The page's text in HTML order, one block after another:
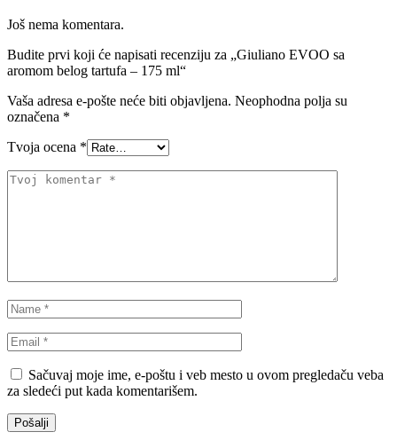
Još nema komentara.
Budite prvi koji će napisati recenziju za „Giuliano EVOO sa
aromom belog tartufa – 175 ml“
Vaša adresa e-pošte neće biti objavljena. Neophodna polja su
označena *
Tvoja ocena *
Sačuvaj moje ime, e-poštu i veb mesto u ovom pregledaču veba
za sledeći put kada komentarišem.